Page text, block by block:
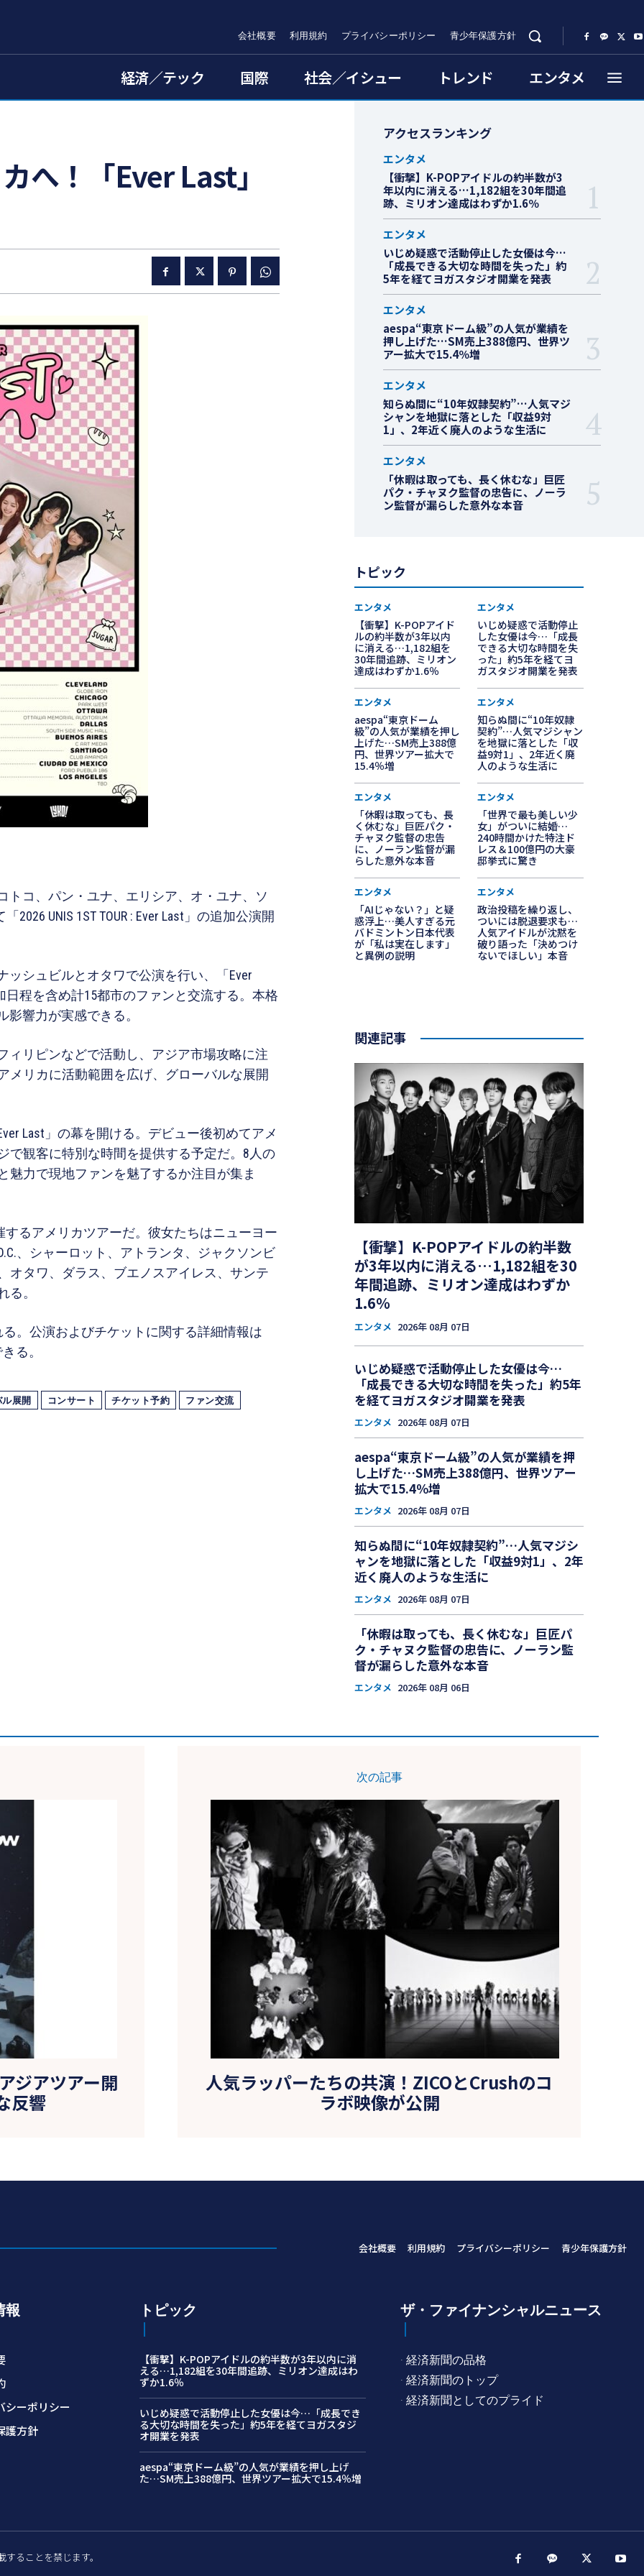
会社概要 利用規約 プライバシーポリシー 青少年保護方針
経済／テック 国際 社会／イシュー トレンド エンタメ
へ！「Ever Last」
トコ、パン・ユナ、エリシア、オ・ユナ、ソ
UNIS 1ST TOUR : Ever Last」の追加公演開
ッシュビルとオタワで公演を行い、「Ever
程を含め計15都市のファンと交流する。本格
影響力が実感できる。
ィリピンなどで活動し、アジア市場攻略に注
メリカに活動範囲を広げ、グローバルな展開
Last」の幕を開ける。デビュー後初めてアメ
で観客に特別な時間を提供する予定だ。8人の
魅力で現地ファンを魅了するか注目が集ま
するアメリカツアーだ。彼女たちはニューヨー
、シャーロット、アトランタ、ジャクソンビ
オタワ、ダラス、ブエノスアイレス、サンテ
る。
。公演およびチケットに関する詳細情報は
る。
展開 コンサート チケット予約 ファン交流
アクセスランキング
エンタメ
【衝撃】K-POPアイドルの約半数が3
年以内に消える…1,182組を30年間追
跡、ミリオン達成はわずか1.6％
エンタメ
いじめ疑惑で活動停止した女優は今…
「成長できる大切な時間を失った」約
5年を経てヨガスタジオ開業を発表
エンタメ
aespa“東京ドーム級”の人気が業績を
押し上げた…SM売上388億円、世界ツ
アー拡大で15.4％増
エンタメ
知らぬ間に“10年奴隷契約”…人気マジ
シャンを地獄に落とした「収益9対
1」、2年近く廃人のような生活に
エンタメ
「休暇は取っても、長く休むな」巨匠
パク・チャヌク監督の忠告に、ノーラ
ン監督が漏らした意外な本音
トピック
エンタメ
【衝撃】K-POPアイド
ルの約半数が3年以内
に消える…1,182組を
30年間追跡、ミリオン
達成はわずか1.6％
エンタメ
いじめ疑惑で活動停止
した女優は今…「成長
できる大切な時間を失
った」約5年を経てヨ
ガスタジオ開業を発表
エンタメ
aespa“東京ドーム
級”の人気が業績を押し
上げた…SM売上388億
円、世界ツアー拡大で
15.4％増
エンタメ
知らぬ間に“10年奴隷
契約”…人気マジシャン
を地獄に落とした「収
益9対1」、2年近く廃
人のような生活に
エンタメ
「休暇は取っても、長
く休むな」巨匠パク・
チャヌク監督の忠告
に、ノーラン監督が漏
らした意外な本音
エンタメ
「世界で最も美しい少
女」がついに結婚…
240時間かけた特注ド
レス＆100億円の大豪
邸挙式に驚き
エンタメ
「AIじゃない？」と疑
惑浮上…美人すぎる元
バドミントン日本代表
が「私は実在します」
と異例の説明
エンタメ
政治投稿を繰り返し、
ついには脱退要求も…
人気アイドルが沈黙を
破り語った「決めつけ
ないでほしい」本音
関連記事
【衝撃】K-POPアイドルの約半数
が3年以内に消える…1,182組を30
年間追跡、ミリオン達成はわずか
1.6％
エンタメ 2026年 08月 07日
いじめ疑惑で活動停止した女優は今…
「成長できる大切な時間を失った」約5年
を経てヨガスタジオ開業を発表
エンタメ 2026年 08月 07日
aespa“東京ドーム級”の人気が業績を押
し上げた…SM売上388億円、世界ツアー
拡大で15.4％増
エンタメ 2026年 08月 07日
知らぬ間に“10年奴隷契約”…人気マジシ
ャンを地獄に落とした「収益9対1」、2年
近く廃人のような生活に
エンタメ 2026年 08月 07日
「休暇は取っても、長く休むな」巨匠パ
ク・チャヌク監督の忠告に、ノーラン監
督が漏らした意外な本音
エンタメ 2026年 08月 06日
ジアツアー開
反響
次の記事
人気ラッパーたちの共演！ZICOとCrushのコ
ラボ映像が公開
会社概要 利用規約 プライバシーポリシー 青少年保護方針
報
シーポリシー
護方針
トピック
【衝撃】K-POPアイドルの約半数が3年以内に消
える…1,182組を30年間追跡、ミリオン達成はわ
ずか1.6％
いじめ疑惑で活動停止した女優は今…「成長でき
る大切な時間を失った」約5年を経てヨガスタジ
オ開業を発表
aespa“東京ドーム級”の人気が業績を押し上げ
た…SM売上388億円、世界ツアー拡大で15.4％増
ザ・ファイナンシャルニュース
· 経済新聞の品格
· 経済新聞のトップ
· 経済新聞としてのプライド
ることを禁じます。